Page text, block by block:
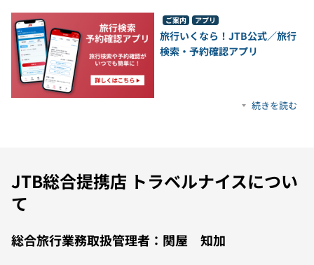
ご案内 アプリ
旅行いくなら！JTB公式／旅行
検索・予約確認アプリ
続きを読む
JTB総合提携店 トラベルナイスについ
て
総合旅行業務取扱管理者：関屋 知加